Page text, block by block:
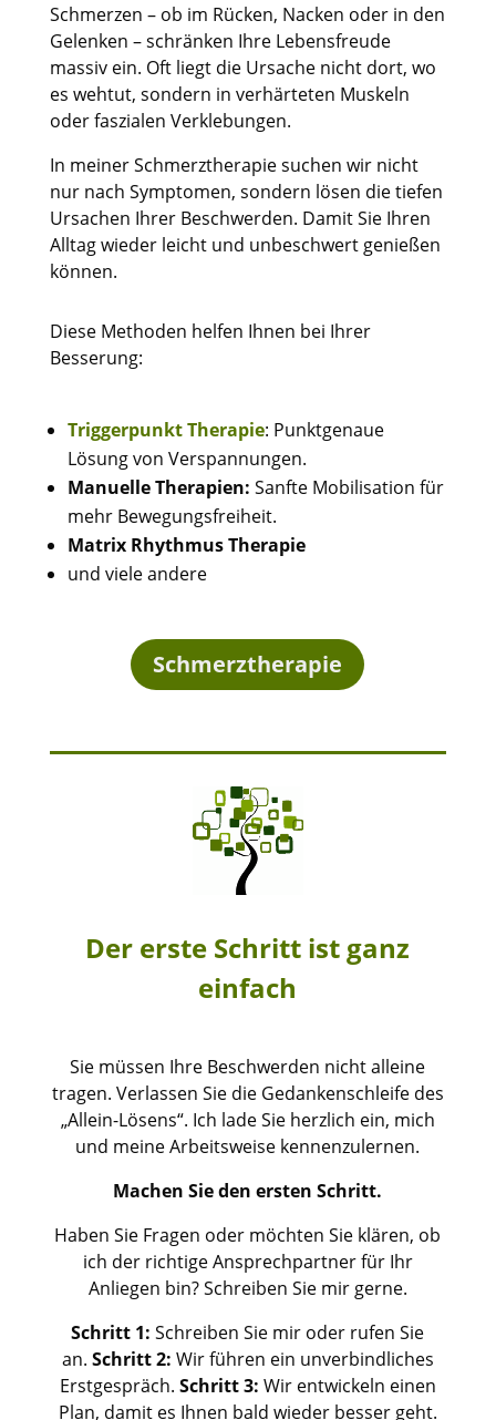
Schmerzen – ob im Rücken, Nacken oder in den
Gelenken – schränken Ihre Lebensfreude
massiv ein. Oft liegt die Ursache nicht dort, wo
es wehtut, sondern in verhärteten Muskeln
oder faszialen Verklebungen.
In meiner Schmerztherapie suchen wir nicht
nur nach Symptomen, sondern lösen die tiefen
Ursachen Ihrer Beschwerden. Damit Sie Ihren
Alltag wieder leicht und unbeschwert genießen
können.
Diese Methoden helfen Ihnen bei Ihrer
Besserung:
Triggerpunkt Therapie: Punktgenaue
Lösung von Verspannungen.
Manuelle Therapien: Sanfte Mobilisation für
mehr Bewegungsfreiheit.
Matrix Rhythmus Therapie
und viele andere
Schmerztherapie
Der erste Schritt ist ganz
einfach
Sie müssen Ihre Beschwerden nicht alleine
tragen. Verlassen Sie die Gedankenschleife des
„Allein-Lösens“. Ich lade Sie herzlich ein, mich
und meine Arbeitsweise kennenzulernen.
Machen Sie den ersten Schritt.
Haben Sie Fragen oder möchten Sie klären, ob
ich der richtige Ansprechpartner für Ihr
Anliegen bin? Schreiben Sie mir gerne.
Schritt 1: Schreiben Sie mir oder rufen Sie
an. Schritt 2: Wir führen ein unverbindliches
Erstgespräch. Schritt 3: Wir entwickeln einen
Plan, damit es Ihnen bald wieder besser geht.